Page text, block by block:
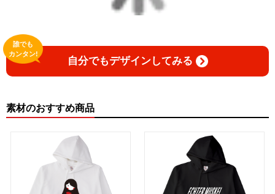
自分でもデザインしてみる
誰でも
カンタン!
素材のおすすめ商品